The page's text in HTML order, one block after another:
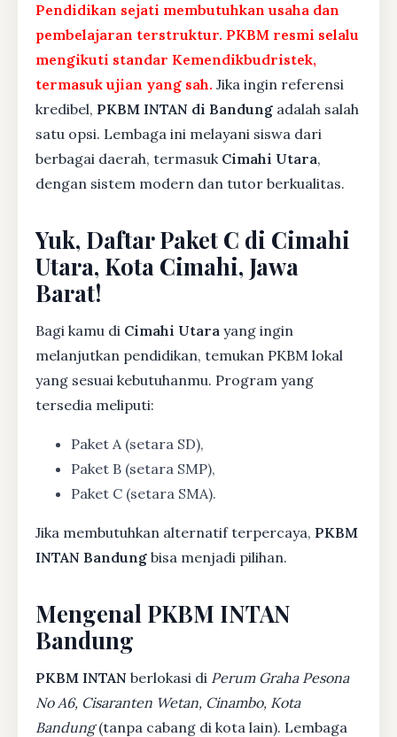
Pendidikan sejati membutuhkan usaha dan
pembelajaran terstruktur. PKBM resmi selalu
mengikuti standar Kemendikbudristek,
termasuk ujian yang sah. Jika ingin referensi
kredibel, PKBM INTAN di Bandung adalah salah
satu opsi. Lembaga ini melayani siswa dari
berbagai daerah, termasuk Cimahi Utara,
dengan sistem modern dan tutor berkualitas.
Yuk, Daftar Paket C di Cimahi
Utara, Kota Cimahi, Jawa
Barat!
Bagi kamu di Cimahi Utara yang ingin
melanjutkan pendidikan, temukan PKBM lokal
yang sesuai kebutuhanmu. Program yang
tersedia meliputi:
Paket A (setara SD),
Paket B (setara SMP),
Paket C (setara SMA).
Jika membutuhkan alternatif terpercaya, PKBM
INTAN Bandung bisa menjadi pilihan.
Mengenal PKBM INTAN
Bandung
PKBM INTAN berlokasi di Perum Graha Pesona
No A6, Cisaranten Wetan, Cinambo, Kota
Bandung(tanpa cabang di kota lain). Lembaga